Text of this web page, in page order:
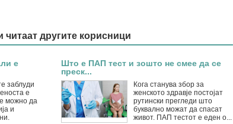
другите корисници
е
заблуди
е
можно да
и
Што е ПАП тест и зошто не смее да се
преск...
Кога станува збор за
женското здравје постојат
рутински прегледи што
буквално можат да спасат
живот. ПАП тестот е еден о...